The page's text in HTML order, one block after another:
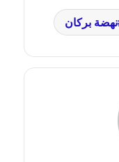
نهضة بركان